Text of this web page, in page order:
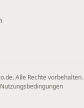
Alle Rechte vorbehalten.
Nutzungsbedingungen